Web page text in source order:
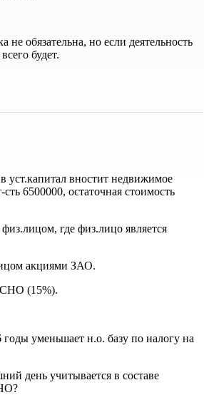
не обязательна, но если деятельность
будет.
вностит недвижимое
6500000, остаточная стоимость
где физ.лицо является
акциями ЗАО.
(15%).
уменьшает н.о. базу по налогу на
день учитывается в составе